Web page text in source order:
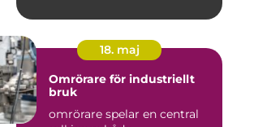
18. maj
Omrörare för industriellt
bruk
omrörare spelar en central